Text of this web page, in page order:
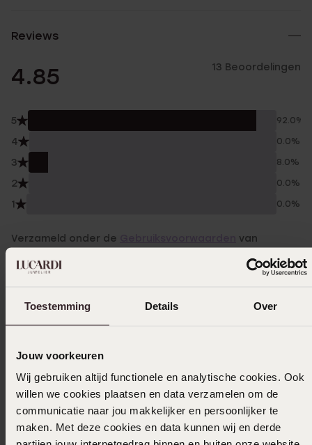
Toestemming Details Over
Jouw voorkeuren
Wij gebruiken altijd functionele en analytische cookies. Ook
willen we cookies plaatsen en data verzamelen om de
communicatie naar jou makkelijker en persoonlijker te
maken. Met deze cookies en data kunnen wij en derde
Reviews
4.85 13 Beoordelingen
5 92.0%
4 0.0%
3 8.0%
2 0.0%
1 0.0%
Verzameld onder de
van
Filter
12-02-2026 - Rozana A.
Zou iedereen aan raden😍😍😍